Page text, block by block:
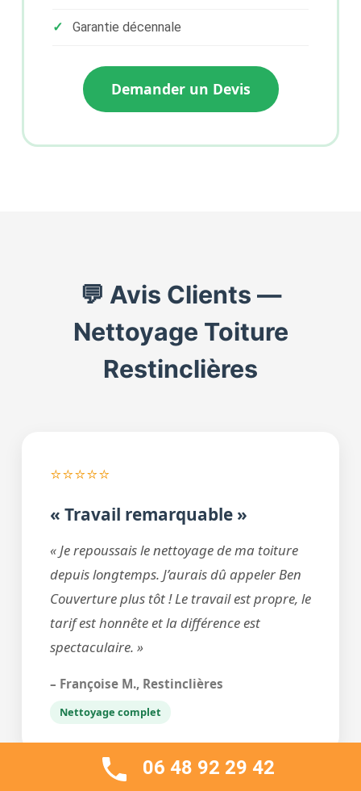
Garantie décennale
Demander un Devis
💬 Avis Clients —
Nettoyage Toiture
Restinclières
⭐⭐⭐⭐⭐
« Travail remarquable »
« Je repoussais le nettoyage de ma toiture
depuis longtemps. J’aurais dû appeler Ben
Couverture plus tôt ! Le travail est propre, le
tarif est honnête et la différence est
spectaculaire. »
– Françoise M., Restinclières
Nettoyage complet
06 48 92 29 42